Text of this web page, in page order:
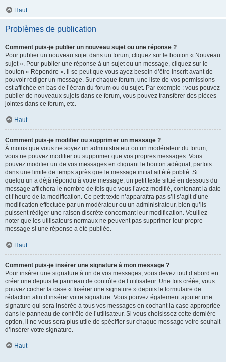
Haut
Problèmes de publication
Comment puis-je publier un nouveau sujet ou une réponse ?
Pour publier un nouveau sujet dans un forum, cliquez sur le bouton « Nouveau
sujet ». Pour publier une réponse à un sujet ou un message, cliquez sur le
bouton « Répondre ». Il se peut que vous ayez besoin d’être inscrit avant de
pouvoir rédiger un message. Sur chaque forum, une liste de vos permissions
est affichée en bas de l’écran du forum ou du sujet. Par exemple : vous pouvez
publier de nouveaux sujets dans ce forum, vous pouvez transférer des pièces
jointes dans ce forum, etc.
Haut
Comment puis-je modifier ou supprimer un message ?
À moins que vous ne soyez un administrateur ou un modérateur du forum,
vous ne pouvez modifier ou supprimer que vos propres messages. Vous
pouvez modifier un de vos messages en cliquant le bouton adéquat, parfois
dans une limite de temps après que le message initial ait été publié. Si
quelqu’un a déjà répondu à votre message, un petit texte situé en dessous du
message affichera le nombre de fois que vous l’avez modifié, contenant la date
et l’heure de la modification. Ce petit texte n’apparaîtra pas s’il s’agit d’une
modification effectuée par un modérateur ou un administrateur, bien qu’ils
puissent rédiger une raison discrète concernant leur modification. Veuillez
noter que les utilisateurs normaux ne peuvent pas supprimer leur propre
message si une réponse a été publiée.
Haut
Comment puis-je insérer une signature à mon message ?
Pour insérer une signature à un de vos messages, vous devez tout d’abord en
créer une depuis le panneau de contrôle de l’utilisateur. Une fois créée, vous
pouvez cocher la case « Insérer une signature » depuis le formulaire de
rédaction afin d’insérer votre signature. Vous pouvez également ajouter une
signature qui sera insérée à tous vos messages en cochant la case appropriée
dans le panneau de contrôle de l’utilisateur. Si vous choisissez cette dernière
option, il ne vous sera plus utile de spécifier sur chaque message votre souhait
d’insérer votre signature.
Haut